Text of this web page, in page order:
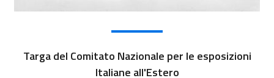
Targa del Comitato Nazionale per le esposizioni
Italiane all'Estero